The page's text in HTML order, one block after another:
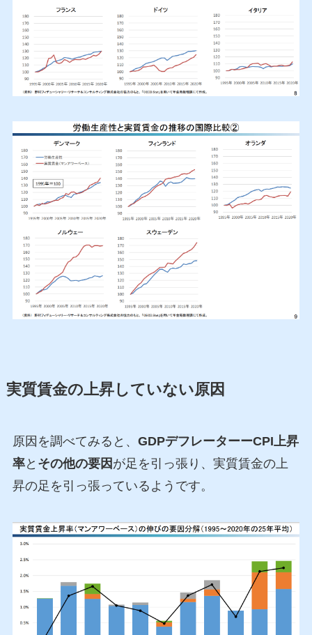
実質賃金の上昇していない原因
原因を調べてみると、 GDPデフレーターーCPI上昇
率と その他の要因 が足を引っ張り、実質賃金の上
昇の足を引っ張っているようです。